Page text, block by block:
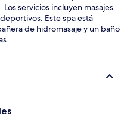
servicios incluyen masajes
Este spa está
de hidromasaje y un baño